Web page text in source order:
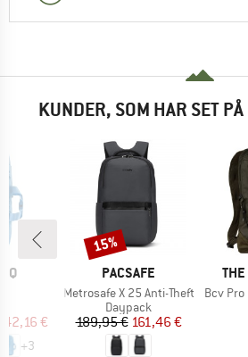
KUNDER, SOM HAR SET
pris
€
+3
MÆRKE
PACSAFE
Artikel
Metrosafe X 25 Anti-Theft
Produktgruppe
Daypack
Pris
189,95 €Nedsat pris
161,46 €
Rabat
15%
THE
Artikel
Bcv